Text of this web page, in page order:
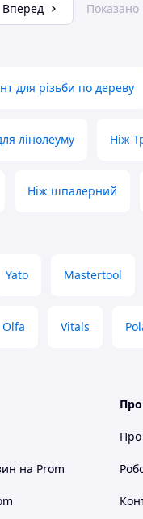
Вперед Показано
для різьби по дереву
лінолеуму Ніж
Ніж шпалерний
Yato Mastertool
Olfa Vitals
на Prom